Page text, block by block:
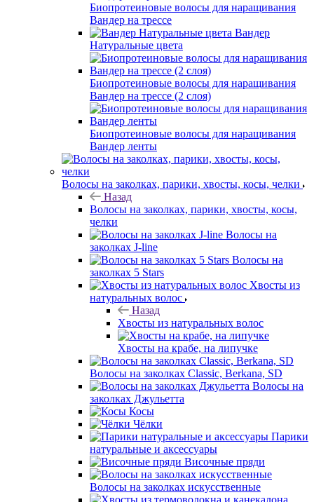
Биопротеиновые волосы для наращивания
Вандер на трессе
Вандер
Натуральные цвета
Биопротеиновые волосы для наращивания
Вандер на трессе (2 слоя)
Биопротеиновые волосы для наращивания
Вандер ленты
Волосы на заколках, парики, хвосты, косы, челки
Назад
Волосы на заколках, парики, хвосты, косы,
челки
Волосы на
заколках J-line
Волосы на
заколках 5 Stars
Хвосты из
натуральных волос
Назад
Хвосты из натуральных волос
Хвосты на крабе, на липучке
Волосы на заколках Classic, Berkana, SD
Волосы на
заколках Джульетта
Косы
Чёлки
Парики
натуральные и аксессуары
Височные пряди
Волосы на заколках искусственные